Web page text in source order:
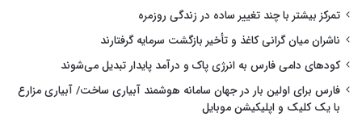
تمرکز بیشتر با چند تغییر ساده در زندگی روزمره
ناشران میان گرانی کاغذ و تأخیر بازگشت سرمایه گرفتارند
کودهای دامی فارس به انرژی پاک و درآمد پایدار تبدیل می‌شوند
فارس برای اولین بار در جهان سامانه هوشمند آبیاری ساخت/ آبیاری مزارع
با یک کلیک و اپلیکیشن موبایل